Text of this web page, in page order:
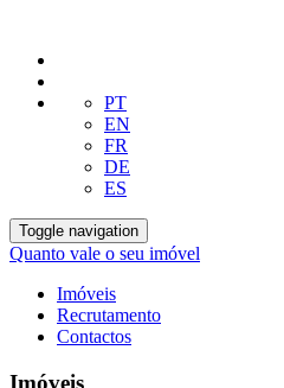
PT
EN
FR
DE
ES
Toggle navigation
Quanto vale o seu imóvel
Imóveis
Recrutamento
Contactos
Imóveis